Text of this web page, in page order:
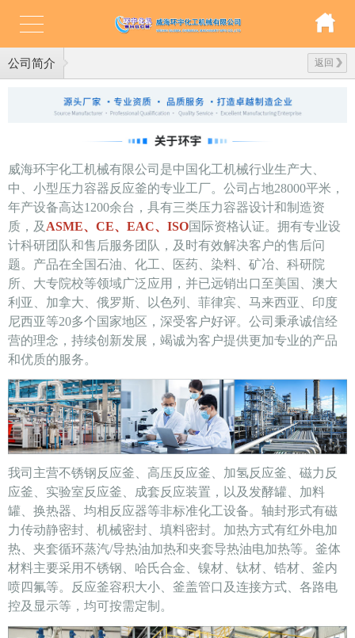
公司简介 返回
威海环宇化工机械有限公司是中国化工机械行业生产大、
中、小型压力容器反应釜的专业工厂。公司占地28000平米，
年产设备高达1200余台，具有三类压力容器设计和制造资
质，及 ASME、CE、EAC、ISO国际资格认证。拥有专业设
计科研团队和售后服务团队，及时有效解决客户的售后问
题。产品在全国石油、化工、医药、染料、矿冶、科研院
所、大专院校等领域广泛应用，并已远销出口至美国、澳大
利亚、加拿大、俄罗斯、以色列、菲律宾、马来西亚、印度
尼西亚等20多个国家地区，深受客户好评。公司秉承诚信经
营的理念，持续创新发展，竭诚为客户提供更加专业的产品
和优质的服务。
我司主营不锈钢反应釜、高压反应釜、加氢反应釜、磁力反
应釜、实验室反应釜、成套反应装置，以及发酵罐、加料
罐、换热器、均相反应器等非标准化工设备。轴封形式有磁
力传动静密封、机械密封、填料密封。加热方式有红外电加
热、夹套循环蒸汽/导热油加热和夹套导热油电加热等。釜体
材料主要采用不锈钢、哈氏合金、镍材、钛材、锆材、釜内
喷四氟等。反应釜容积大小、釜盖管口及连接方式、各路电
控及显示等，均可按需定制。